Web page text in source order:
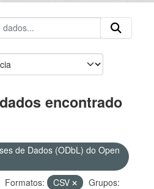
encontrado
de Dados (ODbL) do Open
Formatos: CSV
Grupos: